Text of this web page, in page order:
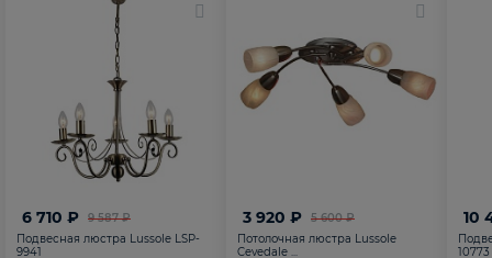
9 587 ₽
6 710 ₽
Подвесная люстра Lussole LSP-
9941
5 600 ₽
3 920 ₽
Потолочная люстра Lussole
Cevedale ...
10
10773